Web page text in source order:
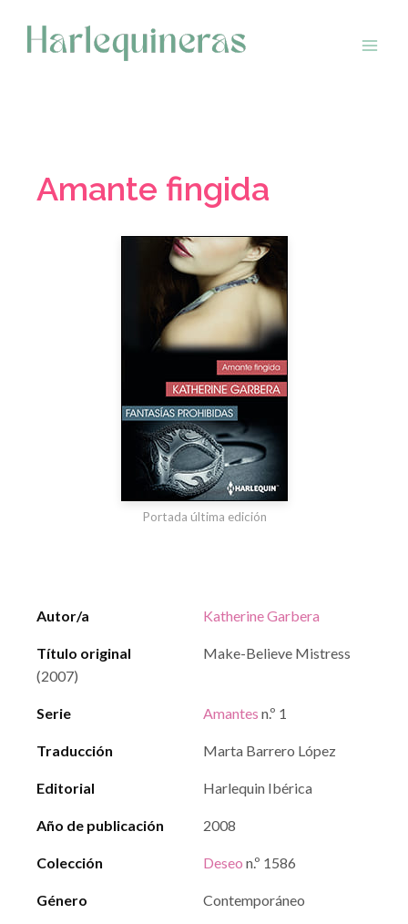
contenido
Amante fingida
Autor/a Katherine Garbera
Título original
Make-Believe Mistress
(2007)
Serie Amantes n.º 1
Traducción Marta Barrero López
Editorial Harlequin Ibérica
Año de publicación 2008
Colección Deseo n.º 1586
Género Contemporáneo
Portada última edición